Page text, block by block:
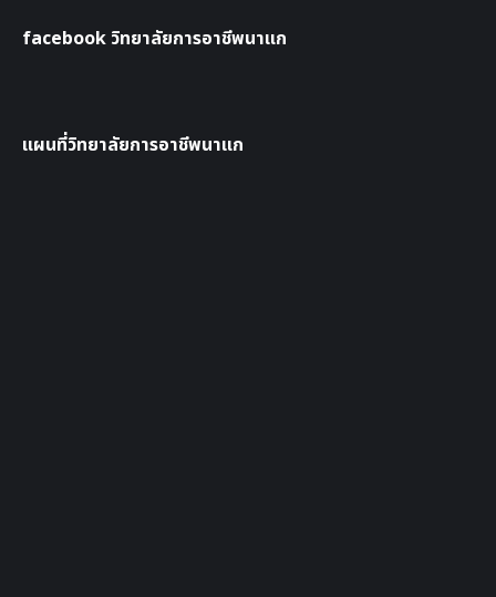
facebook วิทยาลัยการอาชีพนาแก
แผนที่วิทยาลัยการอาชีพนาแก